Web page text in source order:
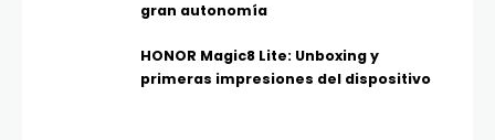
gran autonomía
HONOR Magic8 Lite: Unboxing y
primeras impresiones del dispositivo